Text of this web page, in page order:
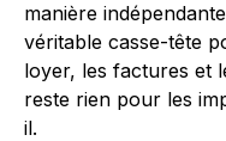
manière
véritable casse-tête
loyer, les factures et
reste rien pour les
il.